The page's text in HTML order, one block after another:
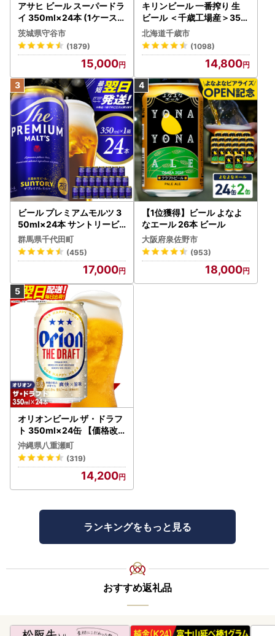
アサヒ ビール スーパードラ
イ 350ml×24本 (1ケース)
究極の辛口 ＜茨城工場＞ 缶
ビール Asahi superDRY お
酒
茨城県守谷市
(1879)
15,000
キリンビール 一番搾り 生
ビール ＜千歳工場産＞350
ml（24本）
北海道千歳市
(1098)
14,800
ビール プレミアムモルツ 3
50ml×24本 サントリービ
ール
群馬県千代田町
(455)
17,000
【1位獲得】ビール よなよ
なエール 26本 ビール
大阪府泉佐野市
(953)
18,000
オリオンビール ザ・ドラフ
ト 350ml×24缶 【価格改
定YI】
沖縄県八重瀬町
(319)
14,200
ランキングをもっと見る
おすすめ返礼品